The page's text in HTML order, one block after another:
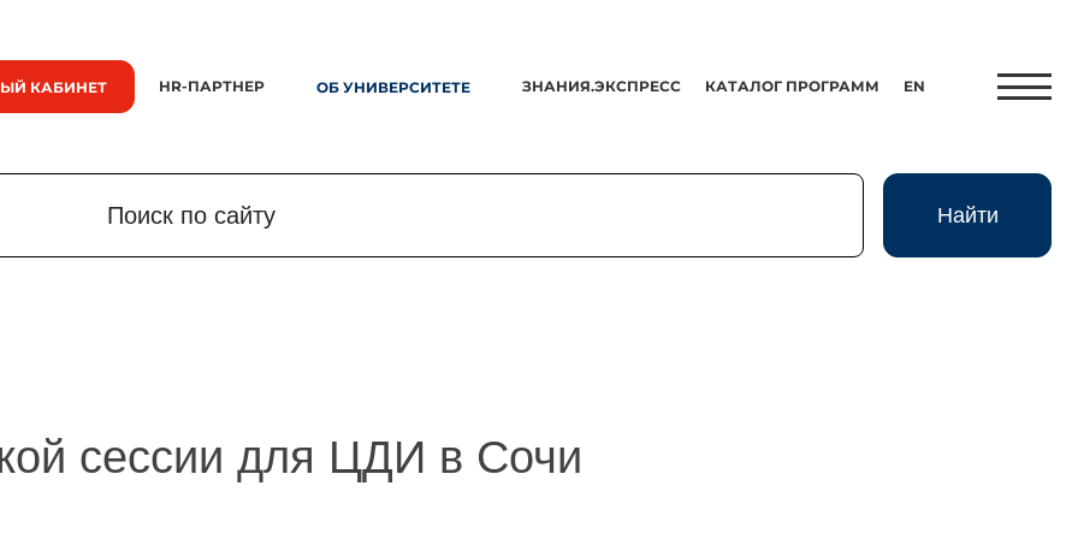
КАБИНЕТ HR-ПАРТНЕР ОБ УНИВЕРСИТЕТЕ ЗНАНИЯ.ЭКСПРЕСС КАТАЛОГ ПРОГРАММ EN
Поиск по сайту Найти
сессии для ЦДИ в Сочи